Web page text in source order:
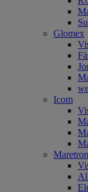
Glomex
Icom
Maretron